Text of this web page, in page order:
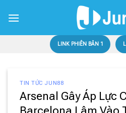
qua
LINK PHIÊN BẢN 1
TIN TỨC JUN88
Arsenal Gây Áp Lực
Barcelona Lâm Vào